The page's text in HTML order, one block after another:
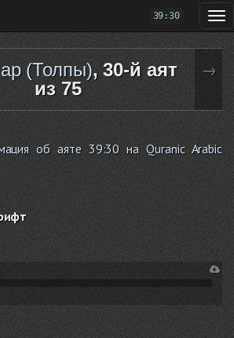
39:30
(Толпы), 30-й аят
из 75
→
об аяте 39:30 на Quranic Arabic